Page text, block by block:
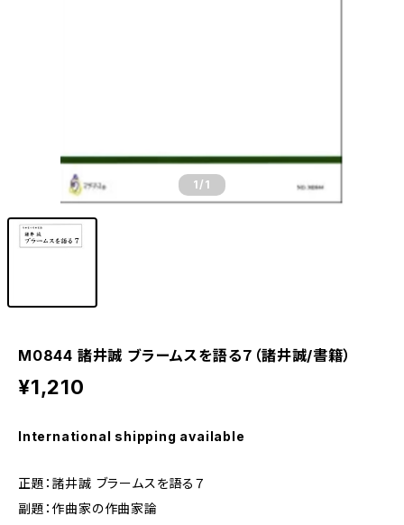
1 /1
M0844 諸井誠 ブラームスを語る７（諸井誠/書籍）
¥1,210
International shipping available
正題：諸井誠 ブラームスを語る７
副題：作曲家の作曲家論